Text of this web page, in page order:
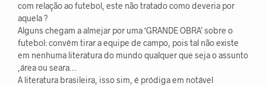
com relação ao futebol, este não tratado como deveria por
aquela ?
Alguns chegam a almejar por uma ‘GRANDE OBRA’ sobre o
futebol: convêm tirar a equipe de campo, pois tal não existe
em nenhuma literatura do mundo qualquer que seja o assunto
,área ou seara…
A literatura brasileira, isso sim, é pródiga em notável